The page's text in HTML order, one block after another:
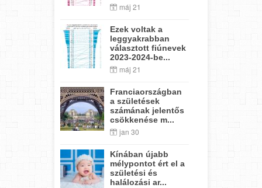
máj 21
Ezek voltak a
leggyakrabban
választott fiúnevek
2023-2024-be...
máj 21
Franciaországban
a születések
számának jelentős
csökkenése m...
jan 30
Kínában újabb
mélypontot ért el a
születési és
halálozási ar...